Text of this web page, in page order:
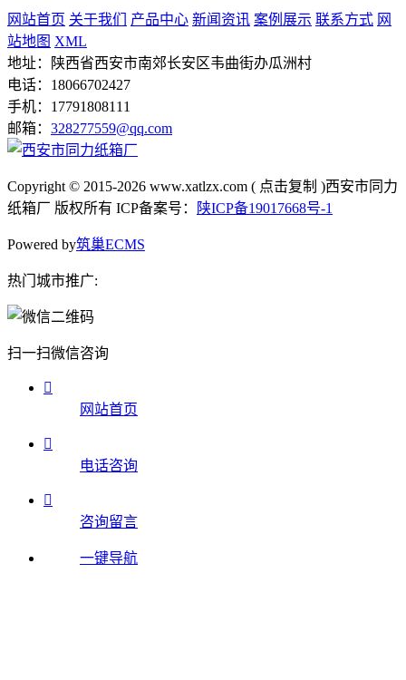
网站首页 关于我们 产品中心 新闻资讯 案例展示 联系方式 网
站地图 XML
地址：陕西省西安市南郊长安区韦曲街办瓜洲村
电话：18066702427
手机：17791808111
邮箱： 328277559@qq.com
Copyright © 2015-2026 www.xatlzx.com ( 点击复制 )西安市同力
纸箱厂 版权所有 ICP备案号：
陕ICP备19017668号-1
Powered by筑巢ECMS
热门城市推广:
扫一扫微信咨询

网站首页

电话咨询

咨询留言
一键导航